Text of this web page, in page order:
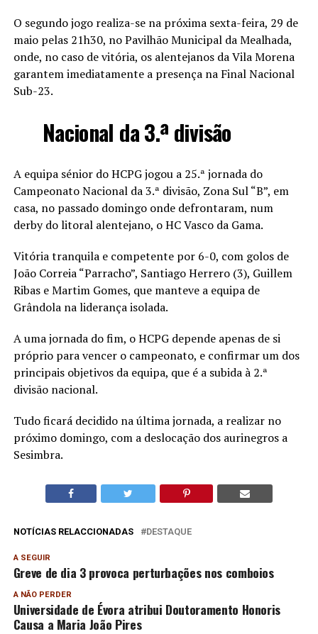
O segundo jogo realiza-se na próxima sexta-feira, 29 de
maio pelas 21h30, no Pavilhão Municipal da Mealhada,
onde, no caso de vitória, os alentejanos da Vila Morena
garantem imediatamente a presença na Final Nacional
Sub-23.
Nacional da 3.ª divisão
A equipa sénior do HCPG jogou a 25.ª jornada do
Campeonato Nacional da 3.ª divisão, Zona Sul “B”, em
casa, no passado domingo onde defrontaram, num
derby do litoral alentejano, o HC Vasco da Gama.
Vitória tranquila e competente por 6-0, com golos de
João Correia “Parracho”, Santiago Herrero (3), Guillem
Ribas e Martim Gomes, que manteve a equipa de
Grândola na liderança isolada.
A uma jornada do fim, o HCPG depende apenas de si
próprio para vencer o campeonato, e confirmar um dos
principais objetivos da equipa, que é a subida à 2.ª
divisão nacional.
Tudo ficará decidido na última jornada, a realizar no
próximo domingo, com a deslocação dos aurinegros a
Sesimbra.
NOTÍCIAS RELACCIONADAS DESTAQUE
A SEGUIR
Greve de dia 3 provoca perturbações nos comboios
A NÃO PERDER
Universidade de Évora atribui Doutoramento Honoris
Causa a Maria João Pires